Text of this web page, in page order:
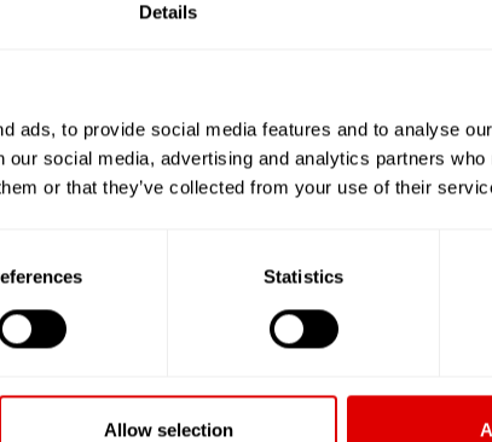
Details
ads, to provide social media features and to analyse
our social media, advertising and analytics partners
or that they’ve collected from your use of their
Statistics
Allow selection
JE SOUHAITE TROUVER LA
RÉSIDENCE SÉNIOR QUI ME